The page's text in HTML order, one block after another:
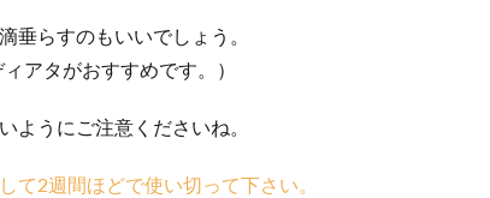
垂らすのもいいでしょう。
アタがおすすめです。）
ようにご注意くださいね。
て2週間ほどで使い切って下さい。